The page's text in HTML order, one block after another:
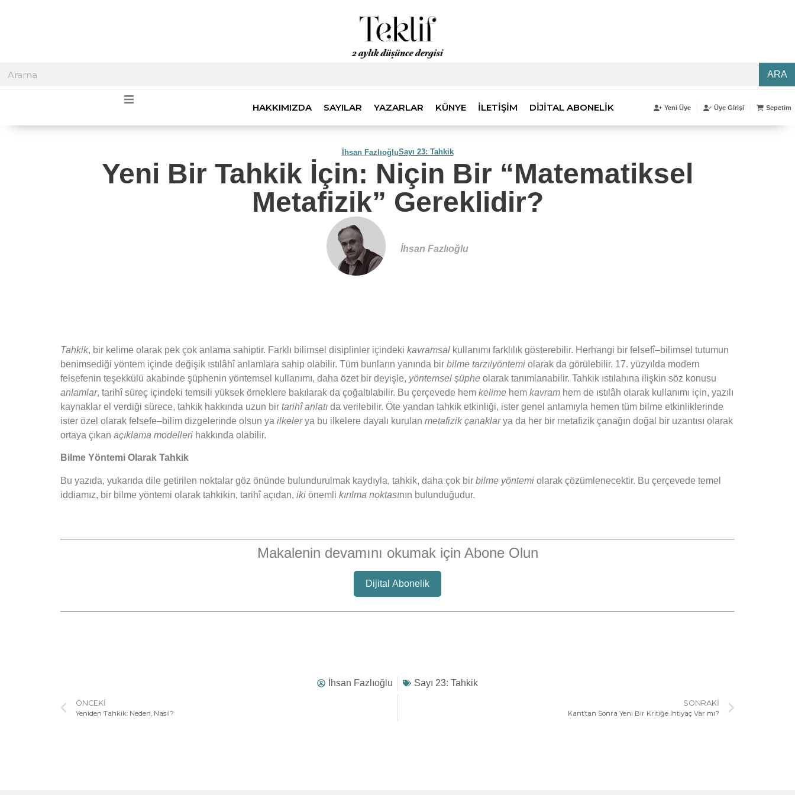
ARA
HAKKIMIZDA SAYILAR YAZARLAR KÜNYE İLETIŞIM DIJITAL ABONELIK Yeni Üye Üye Girişi Sepetim
İhsan FazlıoğluSayı 23: Tahkik
Yeni Bir Tahkik İçin: Niçin Bir “Matematiksel
Metafizik” Gereklidir?
İhsan Fazlıoğlu
Tahkik, bir kelime olarak pek çok anlama sahiptir. Farklı bilimsel disiplinler içindeki kavramsal kullanımı farklılık gösterebilir. Herhangi bir felsefî–bilimsel tutumun
benimsediği yöntem içinde değişik ıstılâhî anlamlara sahip olabilir. Tüm bunların yanında bir bilme tarzı/yöntemi olarak da görülebilir. 17. yüzyılda modern
felsefenin teşekkülü akabinde şüphenin yöntemsel kullanımı, daha özet bir deyişle, yöntemsel şüphe olarak tanımlanabilir. Tahkik ıstılahına ilişkin söz konusu
anlamlar, tarihî süreç içindeki temsili yüksek örneklere bakılarak da çoğaltılabilir. Bu çerçevede hem kelime hem kavram hem de ıstılâh olarak kullanımı için, yazılı
kaynaklar el verdiği sürece, tahkik hakkında uzun bir tarihî anlatı da verilebilir. Öte yandan tahkik etkinliği, ister genel anlamıyla hemen tüm bilme etkinliklerinde
ister özel olarak felsefe–bilim dizgelerinde olsun ya ilkelerya bu ilkelere dayalı kurulan metafizik çanaklarya da her bir metafizik çanağın doğal bir uzantısı olarak
ortaya çıkan açıklama modelleri hakkında olabilir.
Bilme Yöntemi Olarak Tahkik
Bu yazıda, yukarıda dile getirilen noktalar göz önünde bulundurulmak kaydıyla, tahkik, daha çok bir bilme yöntemi olarak çözümlenecektir. Bu çerçevede temel
iddiamız, bir bilme yöntemi olarak tahkikin, tarihî açıdan, iki önemli kırılma noktasının bulunduğudur.
Makalenin devamını okumak için Abone Olun
Dijital Abonelik
İhsan Fazlıoğlu Sayı 23: Tahkik
ÖNCEKI
Yeniden Tahkik: Neden, Nasıl?
SONRAKI
Kant’tan Sonra Yeni Bir Kritiğe İhtiyaç Var mı?